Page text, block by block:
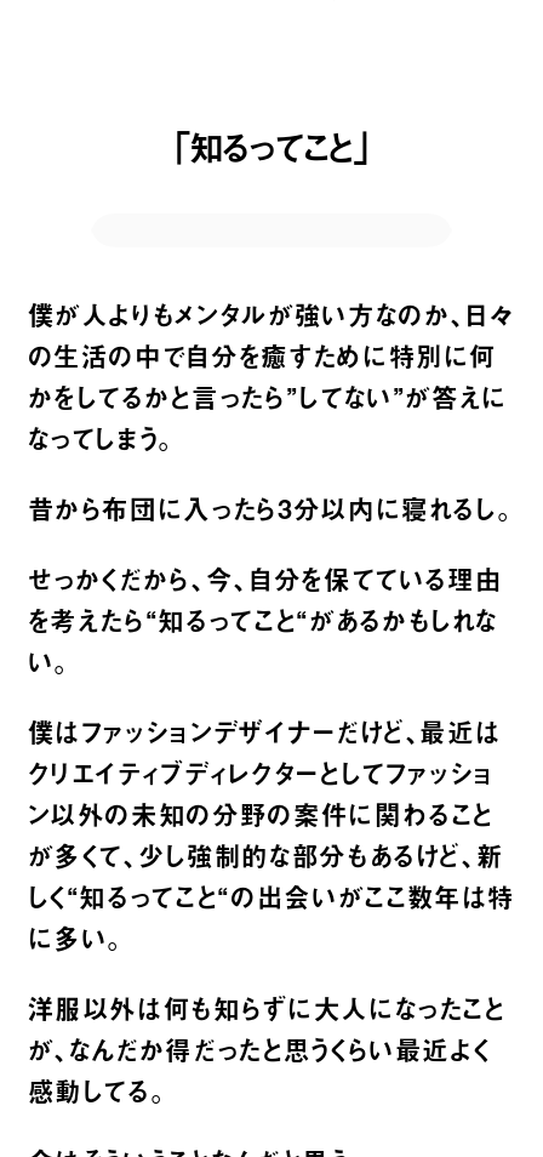
「知るってこと」
僕が人よりもメンタルが強い方なのか、日々
の生活の中で自分を癒すために特別に何
かをしてるかと言ったら”してない”が答えに
なってしまう。
昔から布団に入ったら3分以内に寝れるし。
せっかくだから、今、自分を保てている理由
を考えたら“知るってこと“があるかもしれな
い。
僕はファッションデザイナーだけど、最近は
クリエイティブディレクターとしてファッショ
ン以外の未知の分野の案件に関わること
が多くて、少し強制的な部分もあるけど、新
しく“知るってこと“の出会いがここ数年は特
に多い。
洋服以外は何も知らずに大人になったこと
が、なんだか得だったと思うくらい最近よく
感動してる。